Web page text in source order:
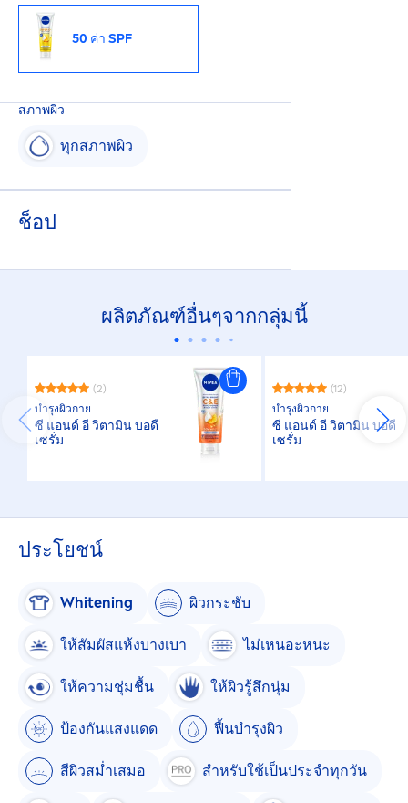
50 ค่า SPF
สภาพผิว
ทุกสภาพผิว
ช็อป
ผลิตภัณฑ์อื่นๆจากกลุ่มนี้
(2)
บำรุงผิวกาย
ซี แอนด์ อี วิตามิน บอดี้
เซรั่ม
(12)
บำรุงผิวกาย
ซี แอนด์ อี วิตามิน บอดี้
เซรั่ม
ประโยชน์
Whitening ผิวกระชับ
ให้สัมผัสแห้งบางเบา ไม่เหนอะหนะ
ให้ความชุ่มชื้น ให้ผิวรู้สึกนุ่ม
ป้องกันแสงแดด ฟื้นบำรุงผิว
สีผิวสม่ำเสมอ สำหรับใช้เป็นประจำทุกวัน